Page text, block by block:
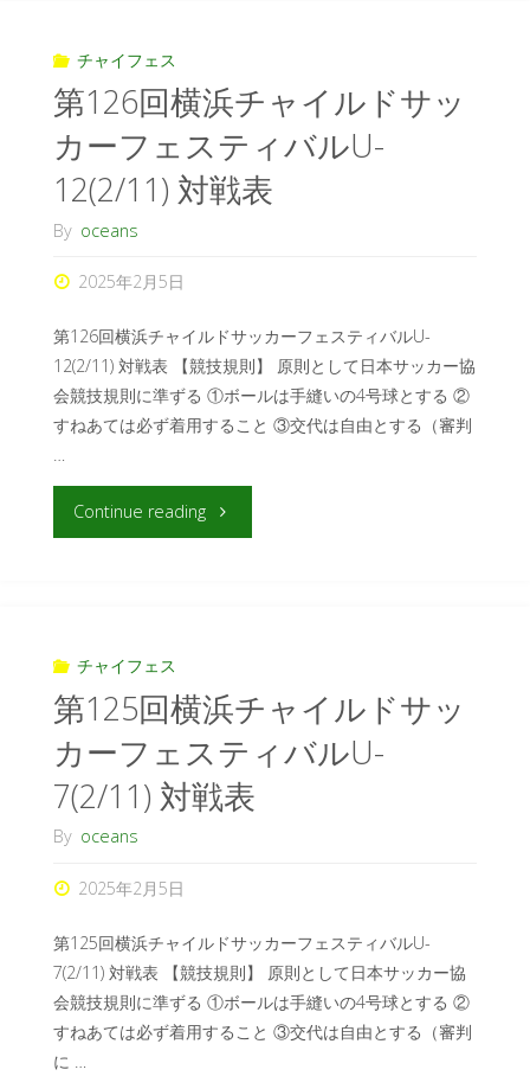
チャイフェス
第126回横浜チャイルドサッ
カーフェスティバルU-
12(2/11) 対戦表
By oceans
2025年2月5日
第126回横浜チャイルドサッカーフェスティバルU-
12(2/11) 対戦表 【競技規則】 原則として日本サッカー協
会競技規則に準ずる ①ボールは手縫いの4号球とする ②
すねあては必ず着用すること ③交代は自由とする（審判
…
Continue reading
チャイフェス
第125回横浜チャイルドサッ
カーフェスティバルU-
7(2/11) 対戦表
By oceans
2025年2月5日
第125回横浜チャイルドサッカーフェスティバルU-
7(2/11) 対戦表 【競技規則】 原則として日本サッカー協
会競技規則に準ずる ①ボールは手縫いの4号球とする ②
すねあては必ず着用すること ③交代は自由とする（審判
に …